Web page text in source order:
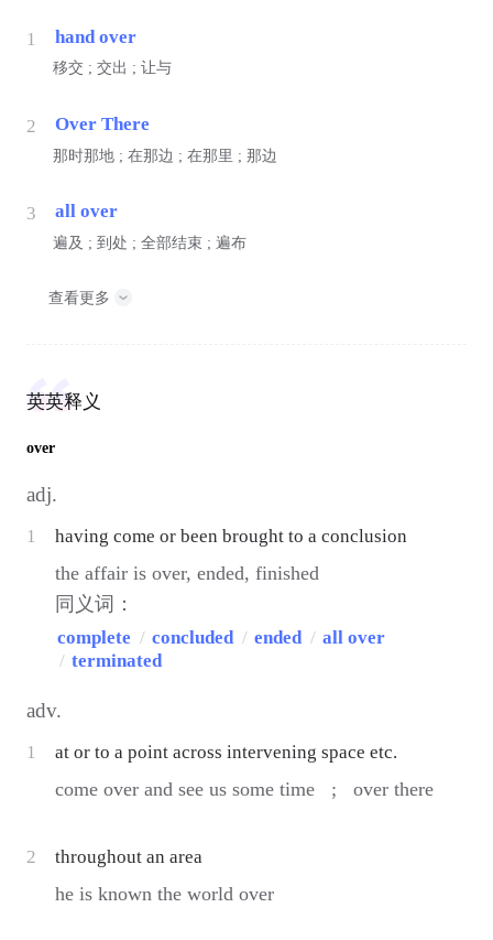
1 hand over
移交 ; 交出 ; 让与
2 Over There
那时那地 ; 在那边 ; 在那里 ; 那边
3 all over
遍及 ; 到处 ; 全部结束 ; 遍布
查看更多
英英释义
over
adj.
1 having come or been brought to a conclusion
the affair is over, ended, finished
同义词：
complete / concluded/ ended/ all over
/ terminated
adv.
1 at or to a point across intervening space etc.
come over and see us some time ; over there
2 throughout an area
he is known the world over